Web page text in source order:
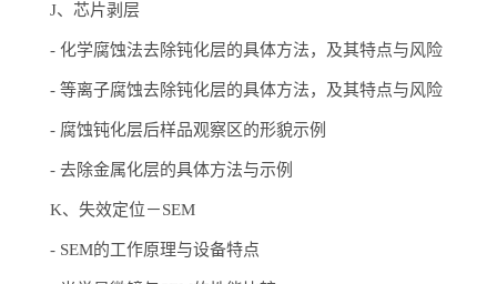
J、芯片剥层
- 化学腐蚀法去除钝化层的具体方法，及其特点与风险
- 等离子腐蚀去除钝化层的具体方法，及其特点与风险
- 腐蚀钝化层后样品观察区的形貌示例
- 去除金属化层的具体方法与示例
K、失效定位－SEM
- SEM的工作原理与设备特点